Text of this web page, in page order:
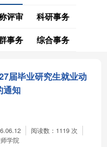
评审
科研事务
事务 综合事务
届毕业研究生就业动
通知
阅读数： 1119 次
学院